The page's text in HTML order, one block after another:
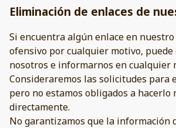
Eliminación de enlaces de
Si encuentra algún enlace en
ofensivo por cualquier motivo, puede
nosotros e informarnos en cualquier
Consideraremos las solicitudes para
pero no estamos obligados a hacerlo
directamente.
No garantizamos que la información